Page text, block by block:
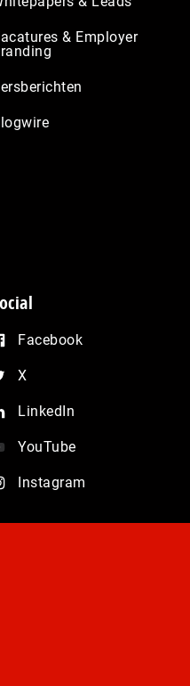
& Employer
Facebook
X
LinkedIn
YouTube
Instagram